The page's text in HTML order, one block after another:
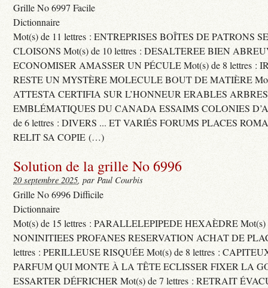
Grille No 6997 Facile
Dictionnaire
Mot(s) de 11 lettres : ENTREPRISES BOÎTES DE PATRONS
CLOISONS Mot(s) de 10 lettres : DESALTEREE BIEN
ECONOMISER AMASSER UN PÉCULE Mot(s) de 8 lettres :
RESTE UN MYSTÈRE MOLECULE BOUT DE MATIÈRE
ATTESTA CERTIFIA SUR L’HONNEUR ERABLES ARBRES
EMBLÉMATIQUES DU CANADA ESSAIMS COLONIES
de 6 lettres : DIVERS ... ET VARIÉS FORUMS PLACES
RELIT SA COPIE (…)
Solution de la grille No 6996
20 septembre 2025, par Paul Courbis
Grille No 6996 Difficile
Dictionnaire
Mot(s) de 15 lettres : PARALLELEPIPEDE HEXAÈDRE Mot(s)
NONINITIEES PROFANES RESERVATION ACHAT DE
lettres : PERILLEUSE RISQUÉE Mot(s) de 8 lettres :
PARFUM QUI MONTE À LA TÊTE ECLISSER FIXER LA
ESSARTER DÉFRICHER Mot(s) de 7 lettres : RETRAIT